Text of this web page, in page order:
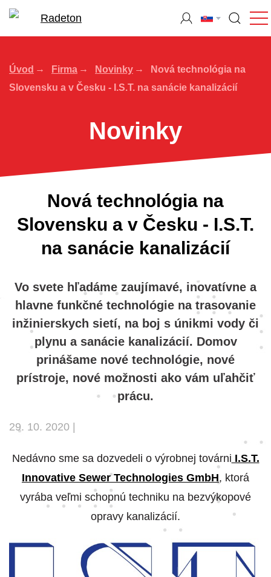
Úvod Firma Novinky
Nová technológia na
Slovensku a v Česku - I.S.T. na sanácie kanalizácií
Novinky
Nová technológia na
Slovensku a v Česku - I.S.T.
na sanácie kanalizácií
Vo svete hľadáme zaujímavé, inovatívne a
hlavne funkčné technológie na trasovanie
inžinierskych sietí, na boj s únikmi vody či
plynu a sanácie kanalizácií. Domov
prinášame nové technológie, nové
prístroje, nové možnosti ako vám uľahčiť
prácu.
29. 10. 2020 |
Nedávno sme sa dozvedeli o výrobnej továrni I.S.T.
Innovative Sewer Technologies GmbH, ktorá
vyrába veľmi schopnú techniku na bezvýkopové
opravy kanalizácií.